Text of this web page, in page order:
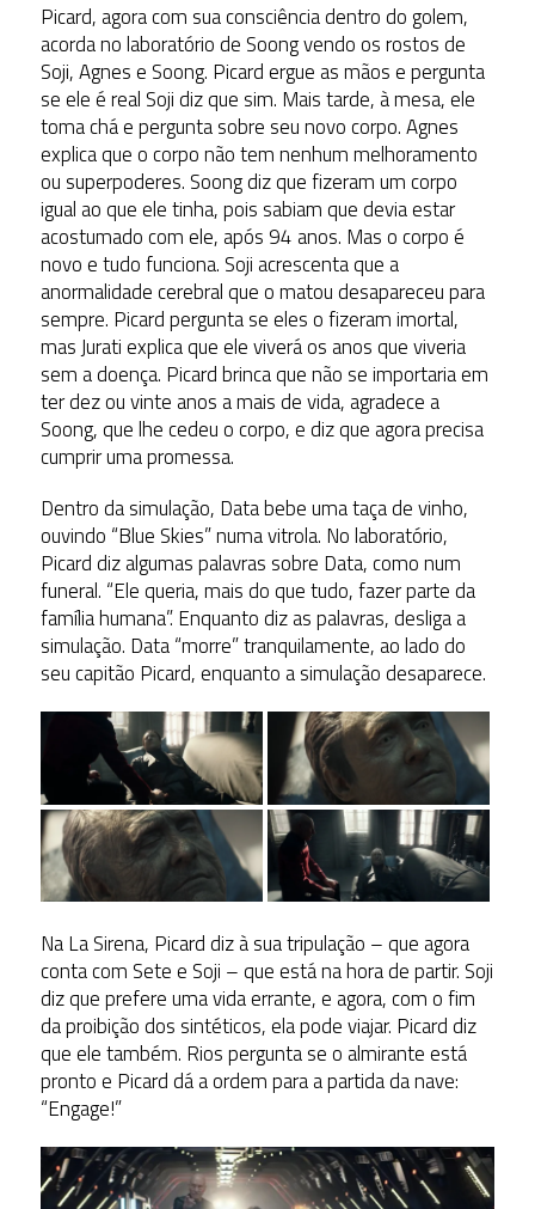
Picard, agora com sua consciência dentro do golem,
acorda no laboratório de Soong vendo os rostos de
Soji, Agnes e Soong. Picard ergue as mãos e pergunta
se ele é real Soji diz que sim. Mais tarde, à mesa, ele
toma chá e pergunta sobre seu novo corpo. Agnes
explica que o corpo não tem nenhum melhoramento
ou superpoderes. Soong diz que fizeram um corpo
igual ao que ele tinha, pois sabiam que devia estar
acostumado com ele, após 94 anos. Mas o corpo é
novo e tudo funciona. Soji acrescenta que a
anormalidade cerebral que o matou desapareceu para
sempre. Picard pergunta se eles o fizeram imortal,
mas Jurati explica que ele viverá os anos que viveria
sem a doença. Picard brinca que não se importaria em
ter dez ou vinte anos a mais de vida, agradece a
Soong, que lhe cedeu o corpo, e diz que agora precisa
cumprir uma promessa.
Dentro da simulação, Data bebe uma taça de vinho,
ouvindo “Blue Skies” numa vitrola. No laboratório,
Picard diz algumas palavras sobre Data, como num
funeral. “Ele queria, mais do que tudo, fazer parte da
família humana”. Enquanto diz as palavras, desliga a
simulação. Data “morre” tranquilamente, ao lado do
seu capitão Picard, enquanto a simulação desaparece.
Na La Sirena, Picard diz à sua tripulação – que agora
conta com Sete e Soji – que está na hora de partir. Soji
diz que prefere uma vida errante, e agora, com o fim
da proibição dos sintéticos, ela pode viajar. Picard diz
que ele também. Rios pergunta se o almirante está
pronto e Picard dá a ordem para a partida da nave:
“Engage!”